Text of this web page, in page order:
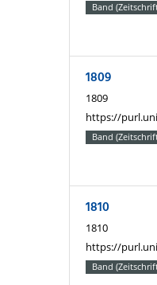
Band
1809
1809
https://
Band
1810
1810
https://
Band